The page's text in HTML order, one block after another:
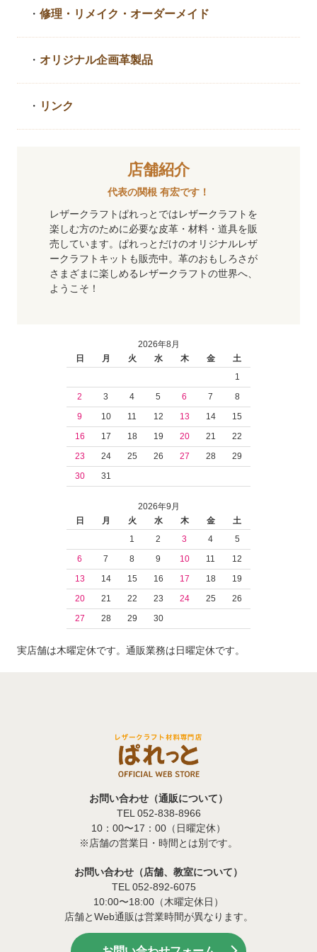
・修理・リメイク・ オーダーメイド
・ オリジナル企画革製品
・ リンク
店舗紹介
代表の関根 有宏です！
レザークラフトぱれっとではレザークラフトを
楽しむ方のために必要な皮革・材料・道具を販
売しています。ぱれっとだけのオリジナルレザ
ークラフトキットも販売中。革のおもしろさが
さまざまに楽しめるレザークラフトの世界へ、
ようこそ！
2026年8月
日
月 火 水 木 金
土
1
2
3 4 5 6 7
8
9
10 11 12 13 14
15
16
17 18 19 20 21
22
23
24 25 26 27 28
29
30
31
2026年9月
日
月 火 水 木 金
土
1
2 3 4
5
6
7 8 9 10 11
12
13
14 15 16 17 18
19
20
21 22 23 24 25
26
27
28 29 30
実店舗は木曜定休です。通販業務は日曜定休です。
お問い合わせ（通販について）
TEL 052-838-8966
10：00〜17：00（日曜定休）
※店舗の営業日・時間とは別です。
お問い合わせ（店舗、教室について）
TEL 052-892-6075
10:00〜18:00（木曜定休日）
店舗とWeb通販は営業時間が異なります。